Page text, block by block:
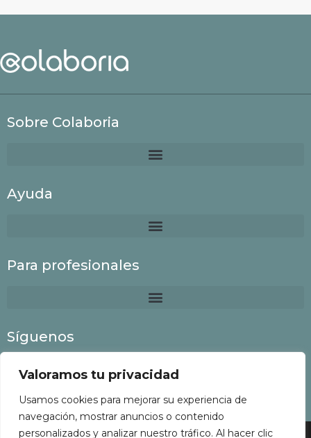
Valoramos tu privacidad
Usamos cookies para mejorar su experiencia de
navegación, mostrar anuncios o contenido
personalizados y analizar nuestro tráfico. Al hacer clic
Sobre Colaboria
Ayuda
Para profesionales
Síguenos